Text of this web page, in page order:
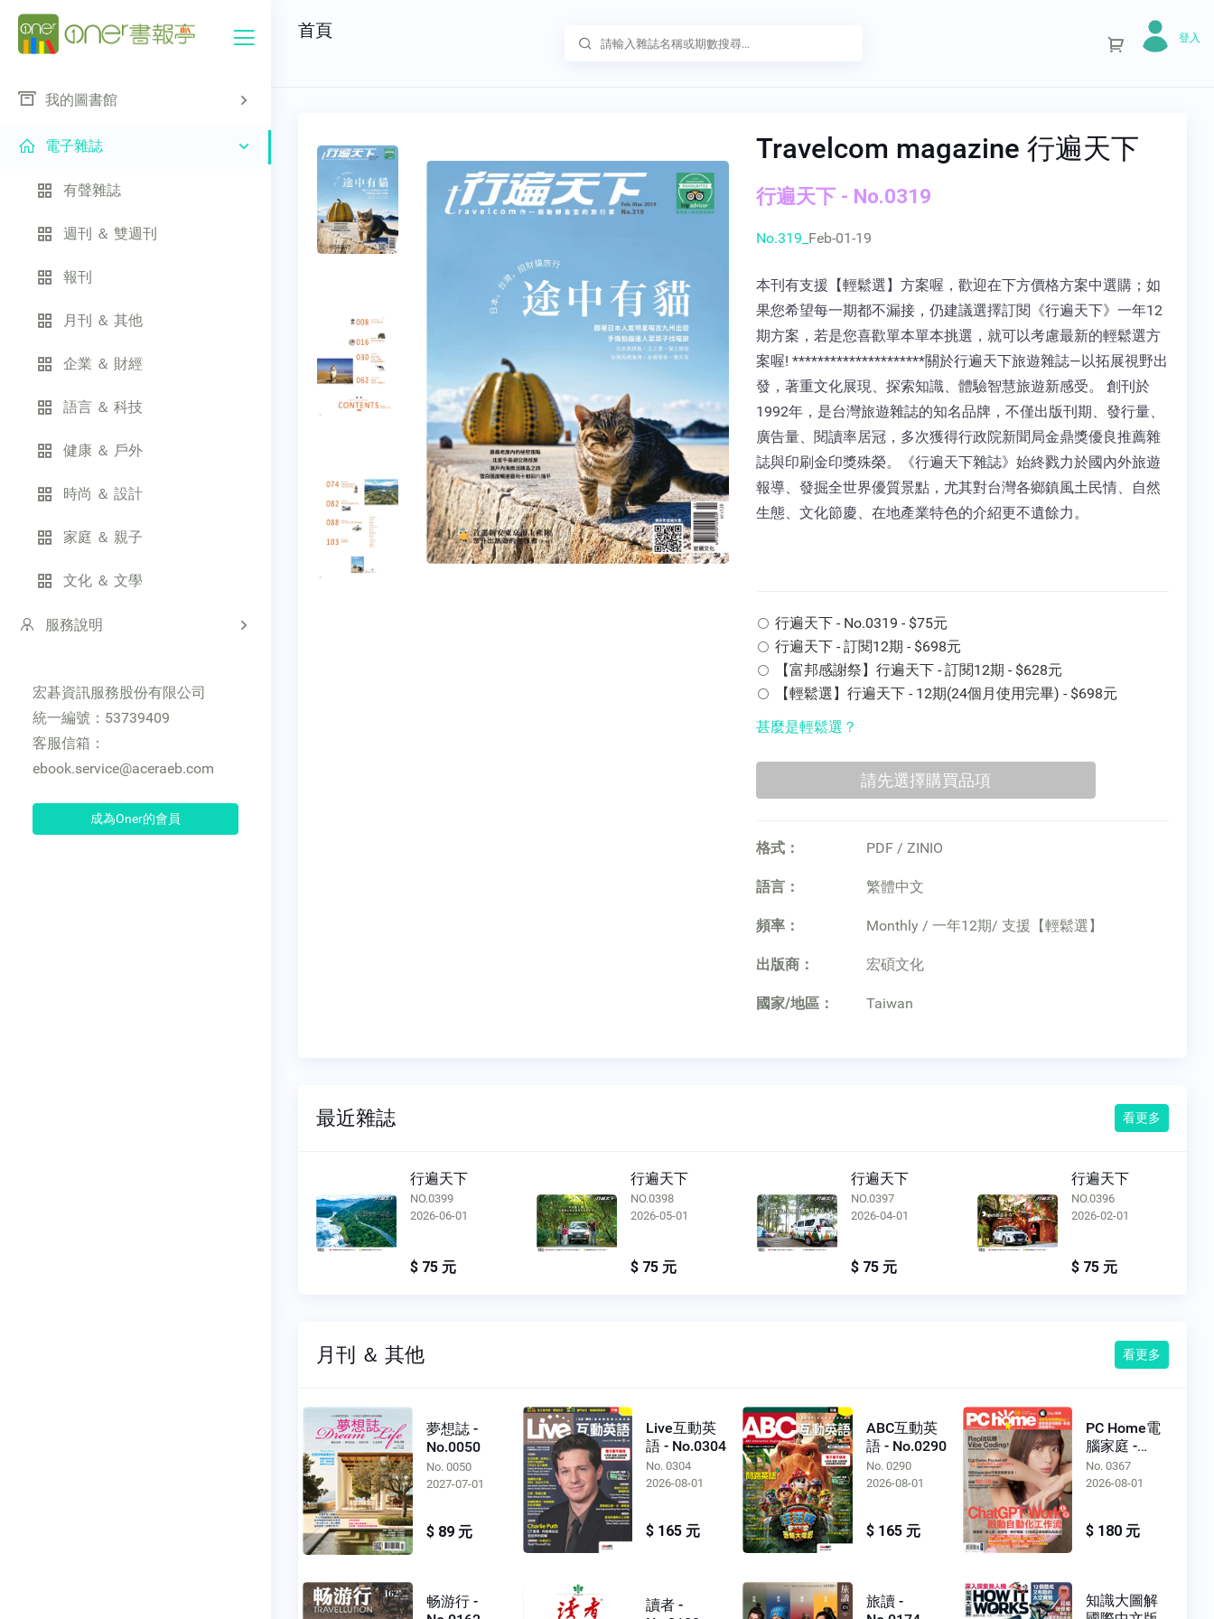
我的圖書館
電子雜誌
有聲雜誌
週刊 ＆ 雙週刊
報刊
月刊 ＆ 其他
企業 ＆ 財經
語言 ＆ 科技
健康 ＆ 戶外
時尚 ＆ 設計
家庭 ＆ 親子
文化 ＆ 文學
服務說明
宏碁資訊服務股份有限公司
統一編號：53739409
客服信箱：
ebook.service@aceraeb.com
成為Oner的會員
首頁 登入
Travelcom magazine 行遍天下
行遍天下 - No.0319
No.319_ Feb-01-19
本刊有支援【輕鬆選】方案喔，歡迎在下方價格方案中選購；如
果您希望每一期都不漏接，仍建議選擇訂閱《行遍天下》一年12
期方案，若是您喜歡單本單本挑選，就可以考慮最新的輕鬆選方
案喔! *********************關於行遍天下旅遊雜誌—以拓展視野出
發，著重文化展現、探索知識、體驗智慧旅遊新感受。 創刊於
1992年，是台灣旅遊雜誌的知名品牌，不僅出版刊期、發行量、
廣告量、閱讀率居冠，多次獲得行政院新聞局金鼎獎優良推薦雜
誌與印刷金印獎殊榮。《行遍天下雜誌》始終戮力於國內外旅遊
報導、發掘全世界優質景點，尤其對台灣各鄉鎮風土民情、自然
生態、文化節慶、在地產業特色的介紹更不遺餘力。
行遍天下 - No.0319 - $75元
行遍天下 - 訂閱12期 - $698元
【富邦感謝祭】行遍天下 - 訂閱12期 - $628元
【輕鬆選】行遍天下 - 12期(24個月使用完畢) - $698元
甚麼是輕鬆選？
格式： PDF / ZINIO
語言： 繁體中文
頻率： Monthly / 一年12期/ 支援【輕鬆選】
出版商： 宏碩文化
國家/地區： Taiwan
最近雜誌 看更多
行遍天下
NO.0399
2026-06-01
$ 75 元
行遍天下
NO.0398
2026-05-01
$ 75 元
行遍天下
NO.0397
2026-04-01
$ 75 元
行遍天下
NO.0396
2026-02-01
$ 75 元
月刊 ＆ 其他 看更多
夢想誌 -
No.0050
No. 0050
2027-07-01
$ 89 元
Live互動英
語 - No.0304
No. 0304
2026-08-01
$ 165 元
ABC互動英
語 - No.0290
No. 0290
2026-08-01
$ 165 元
PC Home電
腦家庭 -
No.0367
No. 0367
2026-08-01
$ 180 元
畅游行 -
讀者 -
旅讀 -
知識大圖解